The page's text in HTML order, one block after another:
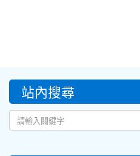
::: 站內搜尋